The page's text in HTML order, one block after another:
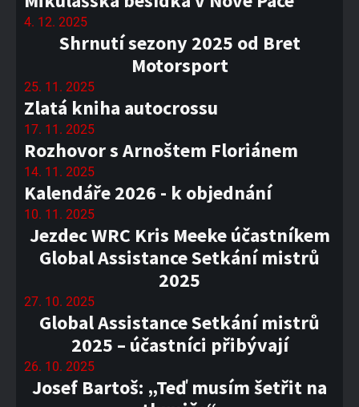
4. 12. 2025
Shrnutí sezony 2025 od Bret
Motorsport
25. 11. 2025
Zlatá kniha autocrossu
17. 11. 2025
Rozhovor s Arnoštem Floriánem
14. 11. 2025
Kalendáře 2026 - k objednání
10. 11. 2025
Jezdec WRC Kris Meeke účastníkem
Global Assistance Setkání mistrů
2025
27. 10. 2025
Global Assistance Setkání mistrů
2025 – účastníci přibývají
26. 10. 2025
Josef Bartoš: „Teď musím šetřit na